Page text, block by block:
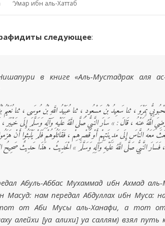
‘Умар ибн аль-Хаттаб
следующее:
в книге «Аль-Мустадрак аля
بِمَرْوَ ، ثنا سَعِيدُ بْنُ مَسْعُودٍ ، ثنا عُبَيْدُ اللَّهِ بْنُ مُوسَى ، ثنا
عَنْهُ ، قَالَ : » سَارَ النَّبِيُّ صَلَّى اللَّهُ عَلَيْهِ وَآلِهِ وَسَلَّمَ إِلَى خَيْبَرَ ،
مَعَهُ النَّاسَ إِلَى مَدِينَتِهِمْ أَوْ قَصْرِهِمْ ، فَقَاتَلُوهُمْ فَلَمْ يَلْبَثُوا أَنْ
، فَسَارَ النَّبِيُّ صَلَّى اللَّهُ عَلَيْهِ وَآلِهِ وَسَلَّمَ » الْحَدِيثُ . هَذَا حَدِيثٌ صَحِيحُ
Абуль-Аббас Мухаммад ибн Ахмад
Масуд: нам передал Абдуллах ибн Муса:
от Аби Мусы аль-Ханафи, а тот от
алейхи [уа алихи] уа саллям) взял